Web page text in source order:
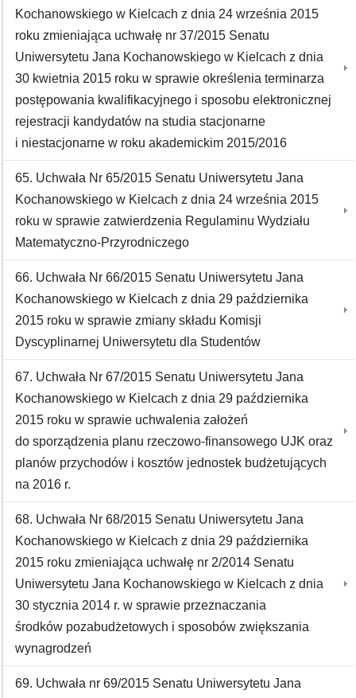
Kochanowskiego w Kielcach z dnia 24 września 2015
roku zmieniająca uchwałę nr 37/2015 Senatu
Uniwersytetu Jana Kochanowskiego w Kielcach z dnia
30 kwietnia 2015 roku w sprawie określenia terminarza
postępowania kwalifikacyjnego i sposobu elektronicznej
rejestracji kandydatów na studia stacjonarne
i niestacjonarne w roku akademickim 2015/2016
65. Uchwała Nr 65/2015 Senatu Uniwersytetu Jana
Kochanowskiego w Kielcach z dnia 24 września 2015
roku w sprawie zatwierdzenia Regulaminu Wydziału
Matematyczno-Przyrodniczego
66. Uchwała Nr 66/2015 Senatu Uniwersytetu Jana
Kochanowskiego w Kielcach z dnia 29 października
2015 roku w sprawie zmiany składu Komisji
Dyscyplinarnej Uniwersytetu dla Studentów
67. Uchwała Nr 67/2015 Senatu Uniwersytetu Jana
Kochanowskiego w Kielcach z dnia 29 października
2015 roku w sprawie uchwalenia założeń
do sporządzenia planu rzeczowo-finansowego UJK oraz
planów przychodów i kosztów jednostek budżetujących
na 2016 r.
68. Uchwała Nr 68/2015 Senatu Uniwersytetu Jana
Kochanowskiego w Kielcach z dnia 29 października
2015 roku zmieniająca uchwałę nr 2/2014 Senatu
Uniwersytetu Jana Kochanowskiego w Kielcach z dnia
30 stycznia 2014 r. w sprawie przeznaczania
środków pozabudżetowych i sposobów zwiększania
wynagrodzeń
69. Uchwała nr 69/2015 Senatu Uniwersytetu Jana